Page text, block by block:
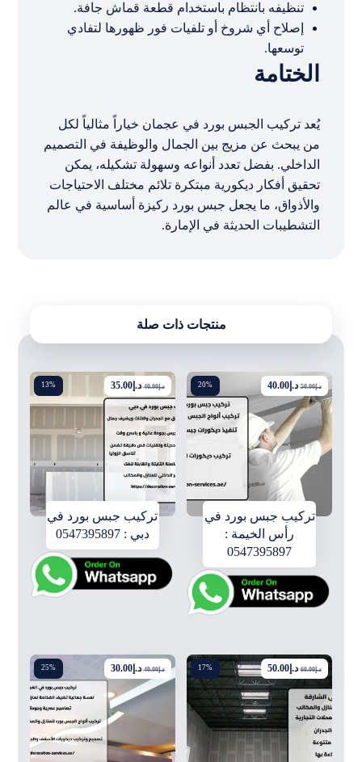
تنظيفه بانتظام باستخدام قطعة قماش جافة.
إصلاح أي شروخ أو تلفيات فور ظهورها لتفادي
توسعها.
الختامة
يُعد تركيب الجبس بورد في عجمان خياراً مثالياً لكل
من يبحث عن مزيج بين الجمال والوظيفة في التصميم
الداخلي. بفضل تعدد أنواعه وسهولة تشكيله، يمكن
تحقيق أفكار ديكورية مبتكرة تلائم مختلف الاحتياجات
والأذواق، ما يجعل جبس بورد ركيزة أساسية في عالم
التشطيبات الحديثة في الإمارة.
منتجات ذات صلة
20%
تركيب جبس بورد في
رأس الخيمة :
0547395897
د.إ50.00 د.إ40.00
13%
تركيب جبس بورد في
دبي : 0547395897
د.إ40.00 د.إ35.00
17% د.إ60.00 د.إ50.00
25% د.إ40.00 د.إ30.00